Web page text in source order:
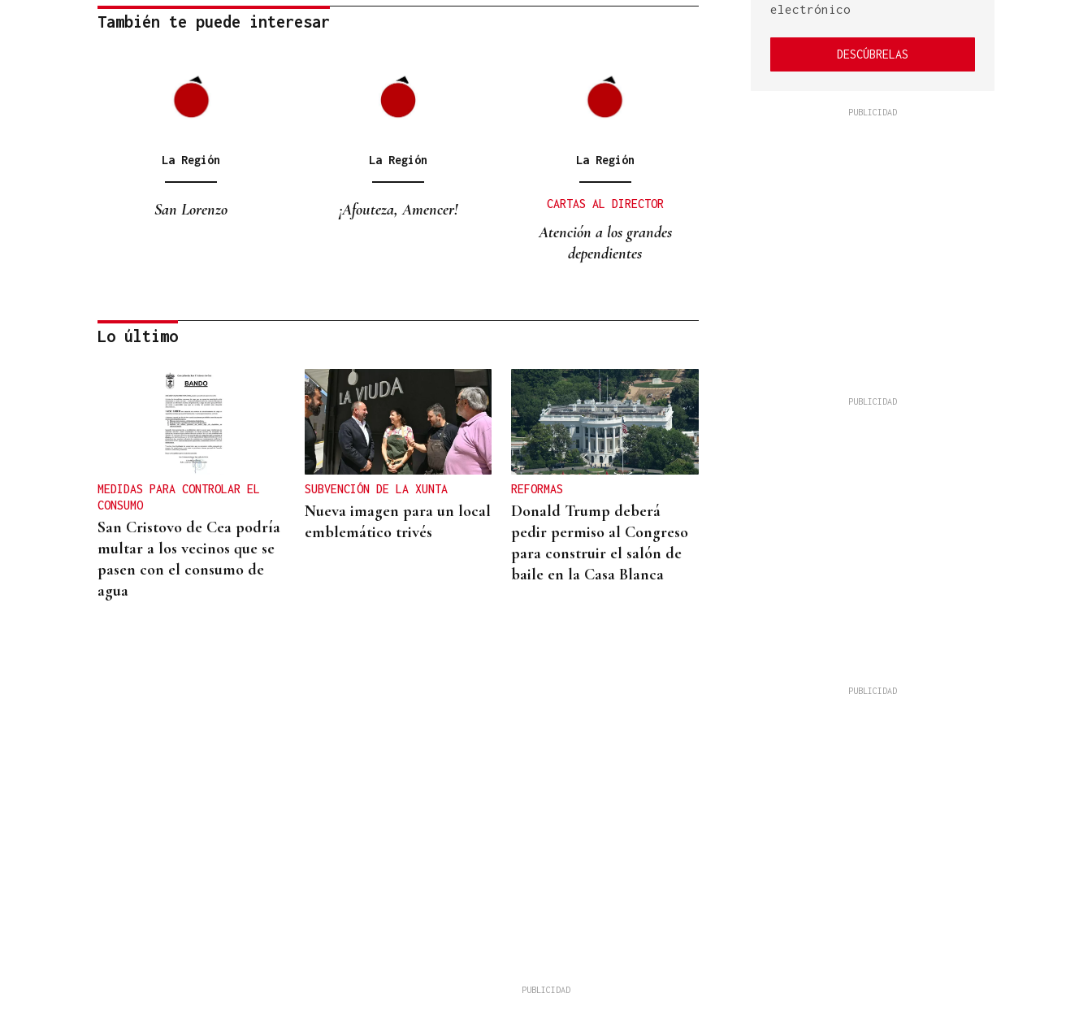
También te puede interesar
La Región
San Lorenzo
La Región
¡Afouteza, Amencer!
La Región
CARTAS AL DIRECTOR
Atención a los grandes
dependientes
La Región
CARTAS AL DIRECTOR
Os políticos de Maceda poden
facelo!
Lo último
MEDIDAS PARA CONTROLAR EL
CONSUMO
San Cristovo de Cea podría
multar a los vecinos que se
pasen con el consumo de
agua
SUBVENCIÓN DE LA XUNTA
Nueva imagen para un local
emblemático trivés
REFORMAS
Donald Trump deberá
pedir permiso al Congreso
para construir el salón de
baile en la Casa Blanca
electrónico
DESCÚBRELAS